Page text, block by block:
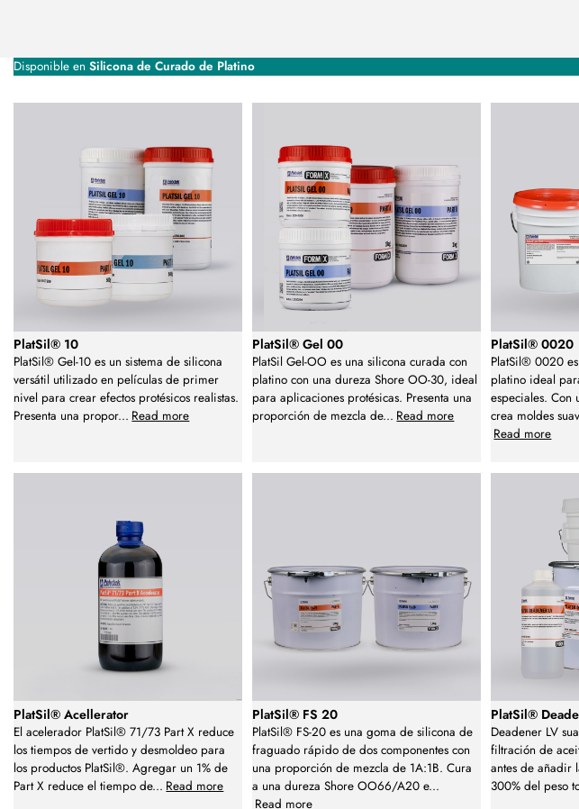
Disponible en Silicona de Curado de Platino
PlatSil® 10
PlatSil® Gel-10 es un sistema de silicona
versátil utilizado en películas de primer
nivel para crear efectos protésicos realistas.
Presenta una propor... Read more
PlatSil® Gel 00
PlatSil Gel-OO es una silicona curada con
platino con una dureza Shore OO-30, ideal
para aplicaciones protésicas. Presenta una
proporción de mezcla de... Read more
PlatSil® 0020
PlatSil® 0020
platino ideal
especiales. Con
crea moldes
Read more
PlatSil® Acellerator
El acelerador PlatSil® 71/73 Part X reduce
los tiempos de vertido y desmoldeo para
los productos PlatSil®. Agregar un 1% de
Part X reduce el tiempo de... Read more
PlatSil® FS 20
PlatSil® FS-20 es una goma de silicona de
fraguado rápido de dos componentes con
una proporción de mezcla de 1A:1B. Cura
a una dureza Shore OO66/A20 e...
Read more
PlatSil®
Deadener LV
filtración de
antes de añadir
300% del peso